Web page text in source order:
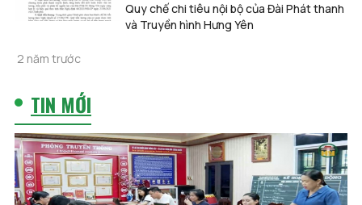
Quy chế chi tiêu nội bộ của Đài Phát thanh
và Truyền hình Hưng Yên
2 năm trước
TIN MỚI